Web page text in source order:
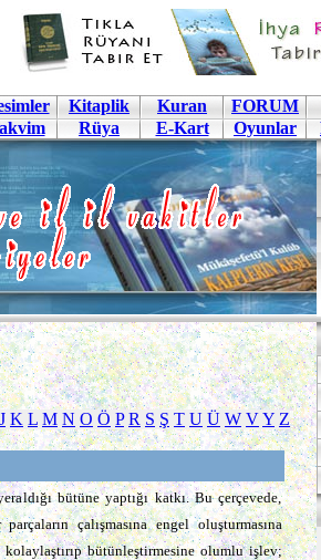
Kitaplik Kuran FORUM
Rüya E-Kart Oyunlar
J K L M N O Ö P R S Ş T U Ü W VY Z
bü­tüne yaptığı katkı. Bu çerçevede,
çalışmasına engel oluşturmasına
bü­tünleştirmesine olumlu işlev;